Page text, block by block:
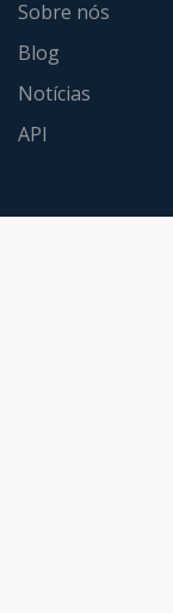
Sobre nós
Blog
Notícias
API